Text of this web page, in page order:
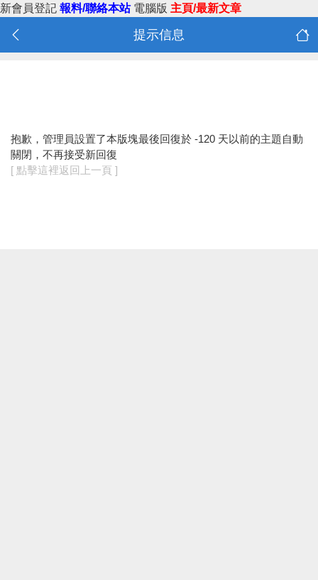
新會員登記 報料/聯絡本站 電腦版 主頁/最新文章
提示信息
抱歉，管理員設置了本版塊最後回復於 -120 天以前的主題自動
關閉，不再接受新回復
[ 點擊這裡返回上一頁 ]